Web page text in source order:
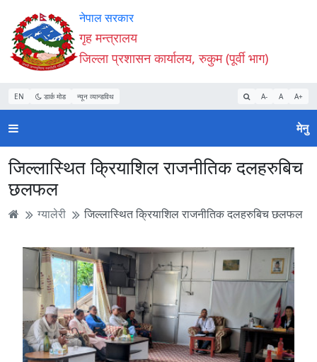
Accessibility
Mode
सुरु
गर्नुहोस्
सामाग्री
पढ्नुहाेस्
नेभिगेसन
पढ्नुहाेस्
वेबसाइट
खोजमा
जानुहोस्
नेपाल सरकार
गृह मन्त्रालय
जिल्ला प्रशासन कार्यालय, रुकुम (पूर्वी भाग)
EN डार्क मोड न्यून व्यान्डविथ A- A A+
मेनु
जिल्लास्थित क्रियाशिल राजनीतिक दलहरुबिच
छलफल
ग्यालेरी जिल्लास्थित क्रियाशिल राजनीतिक दलहरुबिच छलफल